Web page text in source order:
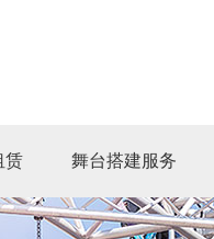
赁 舞台搭建服务